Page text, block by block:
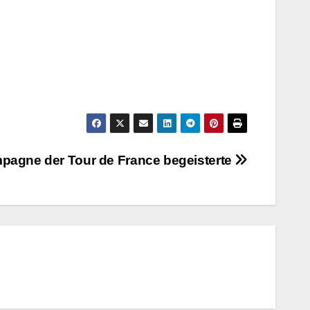
der Tour de France begeisterte